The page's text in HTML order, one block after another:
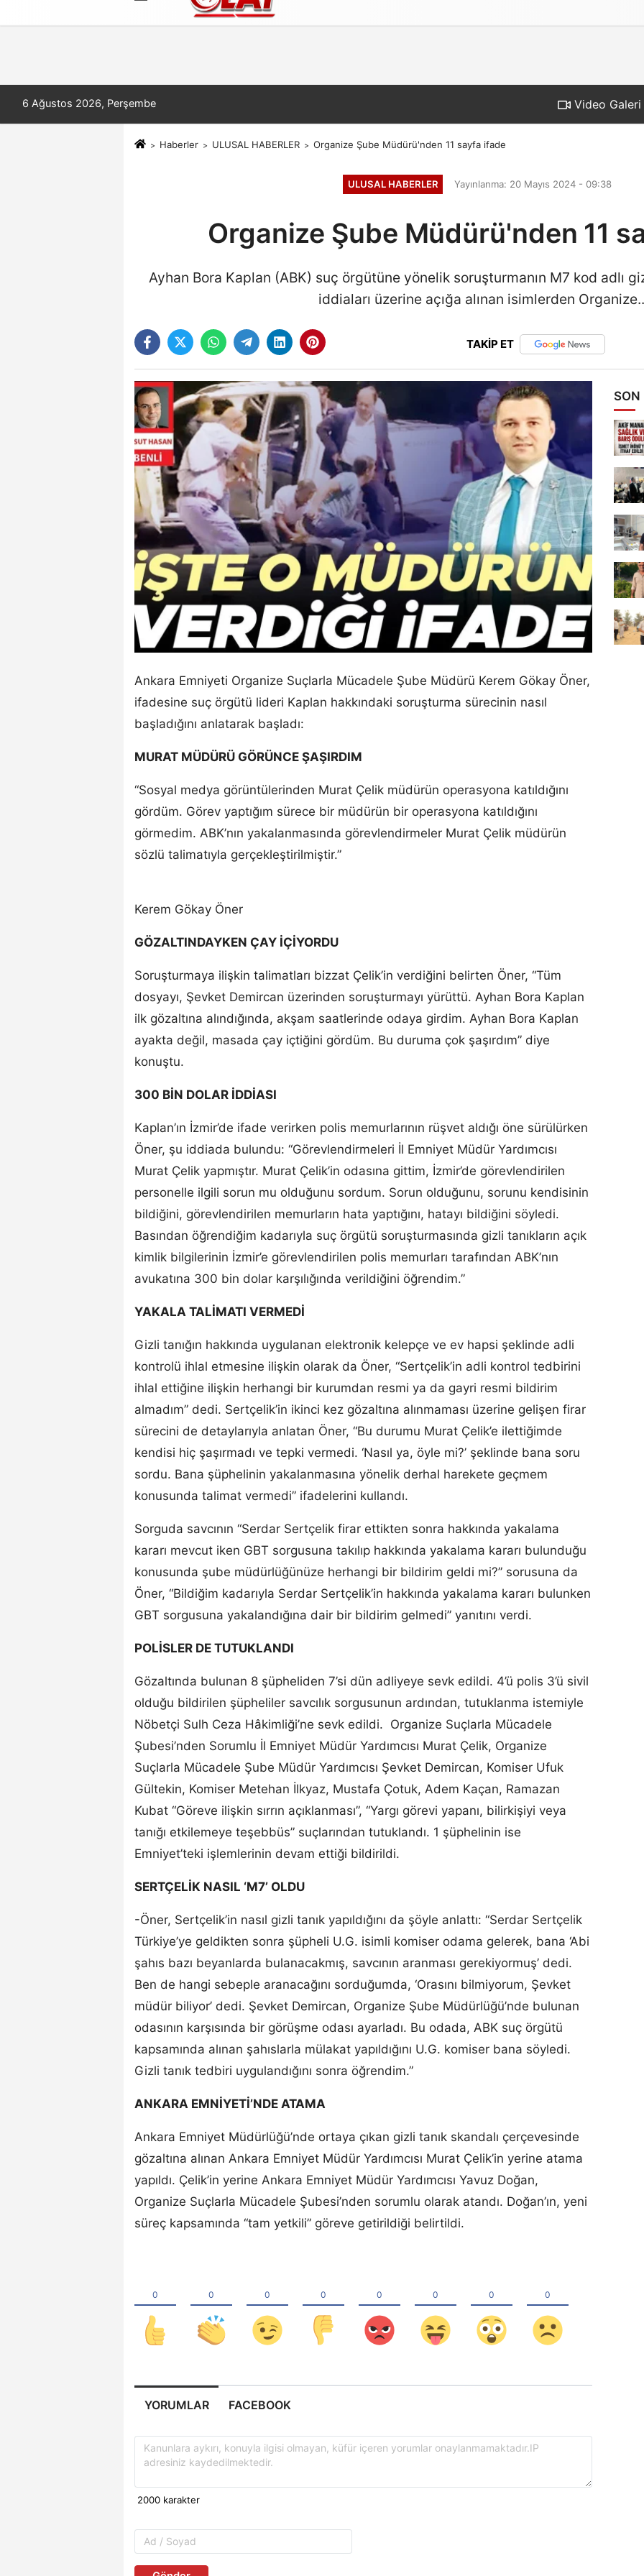
İletişim Çerez Politikası
6 Ağustos 2026, Perşembe Video Galeri
Haberler ULUSAL HABERLER Organize Şube Müdürü'nden 11 sayfa ifade
ULUSAL HABERLER Yayınlanma: 20 Mayıs 2024 - 09:38
Organize Şube Müdürü'nden 11
Ayhan Bora Kaplan (ABK) suç örgütüne yönelik soruşturmanın M7 kod adlı
iddiaları üzerine açığa alınan isimlerden
TAKİP ET
Ankara Emniyeti Organize Suçlarla Mücadele Şube Müdürü Kerem Gökay Öner,
ifadesine suç örgütü lideri Kaplan hakkındaki soruşturma sürecinin nasıl
başladığını anlatarak başladı:
MURAT MÜDÜRÜ GÖRÜNCE ŞAŞIRDIM
“Sosyal medya görüntülerinden Murat Çelik müdürün operasyona katıldığını
gördüm. Görev yaptığım sürece bir müdürün bir operasyona katıldığını
görmedim. ABK’nın yakalanmasında görevlendirmeler Murat Çelik müdürün
sözlü talimatıyla gerçekleştirilmiştir.”
Kerem Gökay Öner
GÖZALTINDAYKEN ÇAY İÇİYORDU
Soruşturmaya ilişkin talimatları bizzat Çelik’in verdiğini belirten Öner, “Tüm
dosyayı, Şevket Demircan üzerinden soruşturmayı yürüttü. Ayhan Bora Kaplan
ilk gözaltına alındığında, akşam saatlerinde odaya girdim. Ayhan Bora Kaplan
ayakta değil, masada çay içtiğini gördüm. Bu duruma çok şaşırdım” diye
konuştu.
300 BİN DOLAR İDDİASI
Kaplan’ın İzmir’de ifade verirken polis memurlarının rüşvet aldığı öne sürülürken
Öner, şu iddiada bulundu: “Görevlendirmeleri İl Emniyet Müdür Yardımcısı
Murat Çelik yapmıştır. Murat Çelik’in odasına gittim, İzmir’de görevlendirilen
personelle ilgili sorun mu olduğunu sordum. Sorun olduğunu, sorunu kendisinin
bildiğini, görevlendirilen memurların hata yaptığını, hatayı bildiğini söyledi.
Basından öğrendiğim kadarıyla suç örgütü soruşturmasında gizli tanıkların açık
kimlik bilgilerinin İzmir’e görevlendirilen polis memurları tarafından ABK’nın
avukatına 300 bin dolar karşılığında verildiğini öğrendim.”
YAKALA TALİMATI VERMEDİ
Gizli tanığın hakkında uygulanan elektronik kelepçe ve ev hapsi şeklinde adli
kontrolü ihlal etmesine ilişkin olarak da Öner, “Sertçelik’in adli kontrol tedbirini
ihlal ettiğine ilişkin herhangi bir kurumdan resmi ya da gayri resmi bildirim
almadım” dedi. Sertçelik’in ikinci kez gözaltına alınmaması üzerine gelişen firar
sürecini de detaylarıyla anlatan Öner, “Bu durumu Murat Çelik’e ilettiğimde
kendisi hiç şaşırmadı ve tepki vermedi. ‘Nasıl ya, öyle mi?’ şeklinde bana soru
sordu. Bana şüphelinin yakalanmasına yönelik derhal harekete geçmem
konusunda talimat vermedi” ifadelerini kullandı.
Sorguda savcının “Serdar Sertçelik firar ettikten sonra hakkında yakalama
kararı mevcut iken GBT sorgusuna takılıp hakkında yakalama kararı bulunduğu
konusunda şube müdürlüğünüze herhangi bir bildirim geldi mi?” sorusuna da
Öner, “Bildiğim kadarıyla Serdar Sertçelik’in hakkında yakalama kararı bulunken
GBT sorgusuna yakalandığına dair bir bildirim gelmedi” yanıtını verdi.
POLİSLER DE TUTUKLANDI
Gözaltında bulunan 8 şüpheliden 7’si dün adliyeye sevk edildi. 4’ü polis 3’ü sivil
olduğu bildirilen şüpheliler savcılık sorgusunun ardından, tutuklanma istemiyle
Nöbetçi Sulh Ceza Hâkimliği’ne sevk edildi. Organize Suçlarla Mücadele
Şubesi’nden Sorumlu İl Emniyet Müdür Yardımcısı Murat Çelik, Organize
Suçlarla Mücadele Şube Müdür Yardımcısı Şevket Demircan, Komiser Ufuk
Gültekin, Komiser Metehan İlkyaz, Mustafa Çotuk, Adem Kaçan, Ramazan
Kubat “Göreve ilişkin sırrın açıklanması”, “Yargı görevi yapanı, bilirkişiyi veya
tanığı etkilemeye teşebbüs” suçlarından tutuklandı. 1 şüphelinin ise
Emniyet’teki işlemlerinin devam ettiği bildirildi.
SERTÇELİK NASIL ‘M7’ OLDU
-Öner, Sertçelik’in nasıl gizli tanık yapıldığını da şöyle anlattı: “Serdar Sertçelik
Türkiye’ye geldikten sonra şüpheli U.G. isimli komiser odama gelerek, bana ‘Abi
şahıs bazı beyanlarda bulanacakmış, savcının aranması gerekiyormuş’ dedi.
Ben de hangi sebeple aranacağını sorduğumda, ‘Orasını bilmiyorum, Şevket
müdür biliyor’ dedi. Şevket Demircan, Organize Şube Müdürlüğü’nde bulunan
odasının karşısında bir görüşme odası ayarladı. Bu odada, ABK suç örgütü
kapsamında alınan şahıslarla mülakat yapıldığını U.G. komiser bana söyledi.
Gizli tanık tedbiri uygulandığını sonra öğrendim.”
ANKARA EMNİYETİ’NDE ATAMA
Ankara Emniyet Müdürlüğü’nde ortaya çıkan gizli tanık skandalı çerçevesinde
gözaltına alınan Ankara Emniyet Müdür Yardımcısı Murat Çelik’in yerine atama
yapıldı. Çelik’in yerine Ankara Emniyet Müdür Yardımcısı Yavuz Doğan,
Organize Suçlarla Mücadele Şubesi’nden sorumlu olarak atandı. Doğan’ın, yeni
süreç kapsamında “tam yetkili” göreve getirildiği belirtildi.
YORUMLAR FACEBOOK
SON